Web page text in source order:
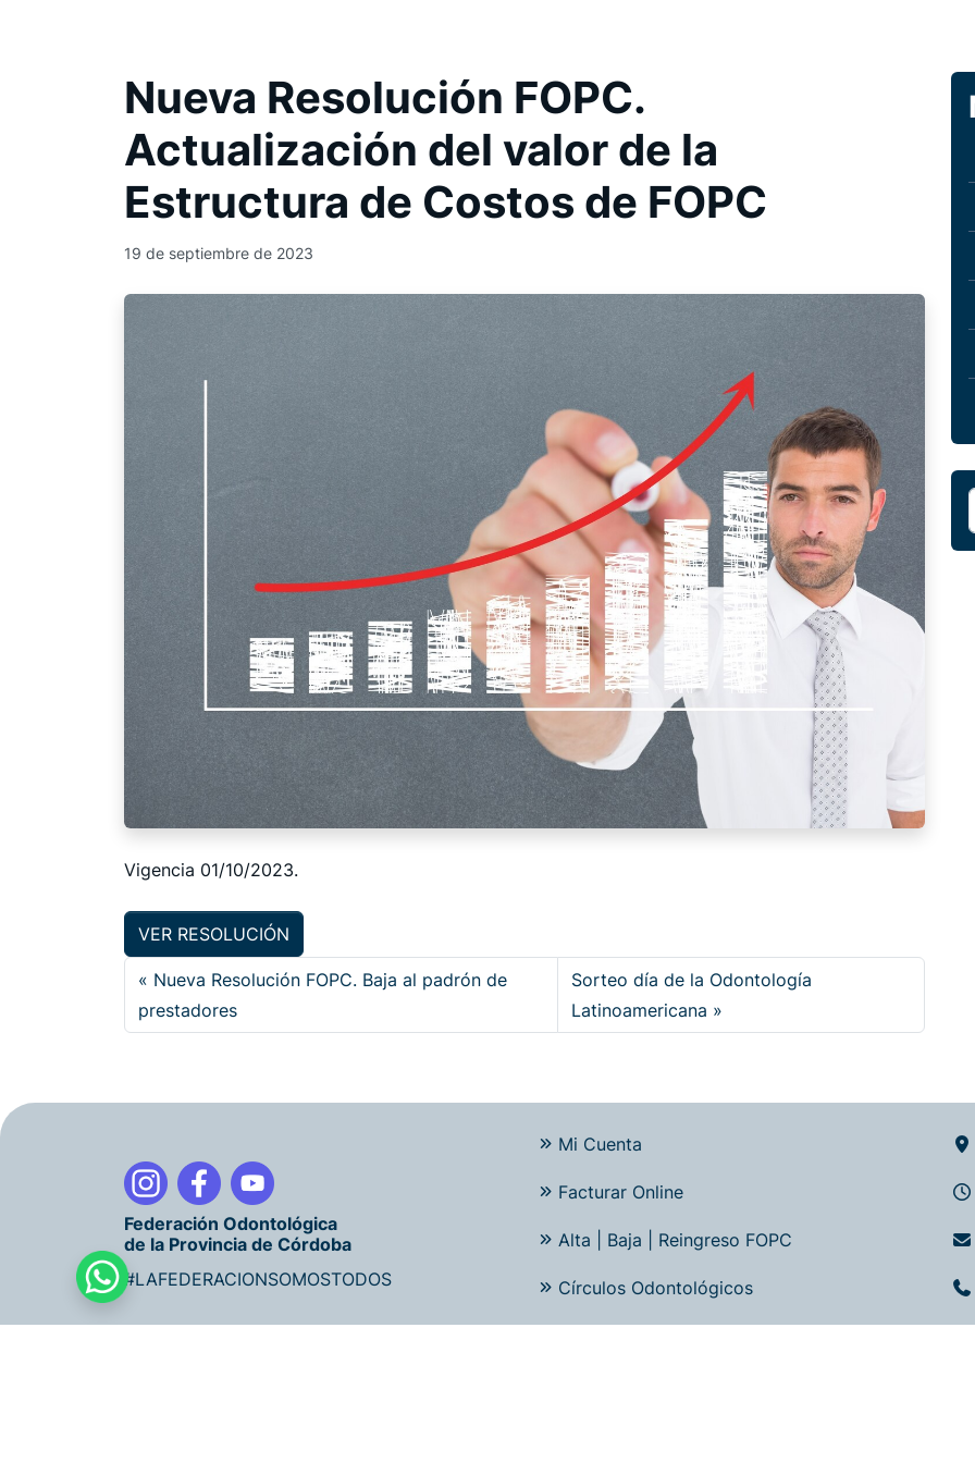
Nueva Resolución FOPC.
Actualización del valor de la
Estructura de Costos de FOPC
19 de septiembre de 2023
Vigencia 01/10/2023.
VER RESOLUCIÓN
Nueva Resolución FOPC. Baja al padrón de
prestadores
Sorteo día de la Odontología
Latinoamericana
Federación Odontológica
de la Provincia de Córdoba
#LAFEDERACIONSOMOSTODOS
Mi Cuenta
Facturar Online
Alta | Baja | Reingreso FOPC
Círculos Odontológicos